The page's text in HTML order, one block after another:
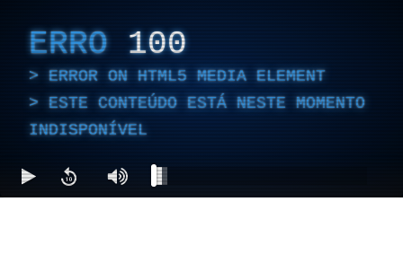
ERRO 100
ERROR ON HTML5 MEDIA ELEMENT
ESTE CONTEÚDO ESTÁ NESTE MOMENTO
INDISPONÍVEL